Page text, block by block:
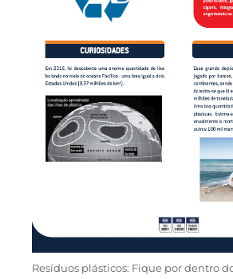
Resíduos plásticos: Fique por dentro